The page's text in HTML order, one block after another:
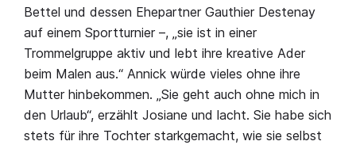
Bettel und dessen Ehepartner Gauthier Destenay
auf einem Sportturnier –, „sie ist in einer
Trommelgruppe aktiv und lebt ihre kreative Ader
beim Malen aus.“ Annick würde vieles ohne ihre
Mutter hinbekommen. „Sie geht auch ohne mich in
den Urlaub“, erzählt Josiane und lacht. Sie habe sich
stets für ihre Tochter starkgemacht, wie sie selbst